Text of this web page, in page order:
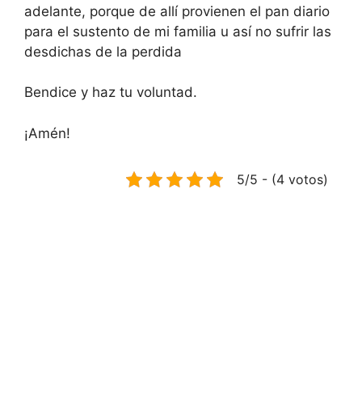
adelante, porque de allí provienen el pan diario
para el sustento de mi familia u así no sufrir las
desdichas de la perdida
Bendice y haz tu voluntad.
¡Amén!
5/5 - (4 votos)